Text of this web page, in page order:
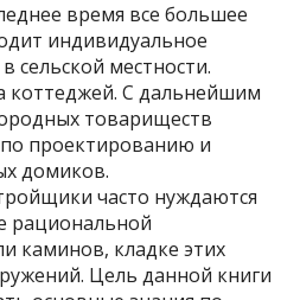
время все большее
индивидуальное
сельской местности.
коттеджей. С дальнейшим
товариществ
проектированию и
домиков.
часто нуждаются
рациональной
каминов, кладке этих
Цель данной книги